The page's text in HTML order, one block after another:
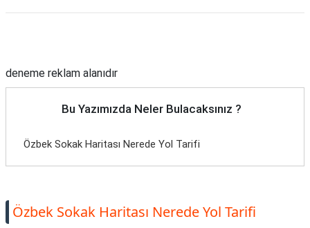
deneme reklam alanıdır
Bu Yazımızda Neler Bulacaksınız ?
Özbek Sokak Haritası Nerede Yol Tarifi
Özbek Sokak Haritası Nerede Yol Tarifi